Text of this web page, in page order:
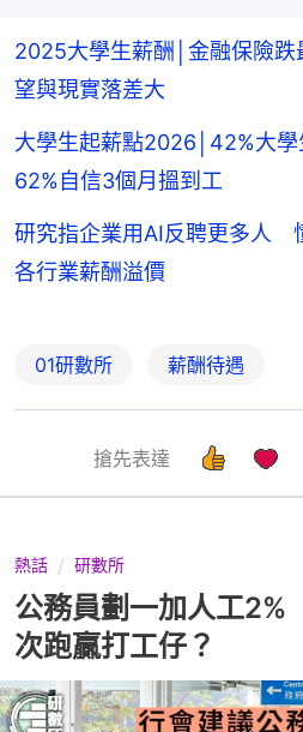
2025大學生薪酬│金融保險
望與現實落差大
大學生起薪點2026│42%大
62%自信3個月搵到工
研究指企業用AI反聘更多人
各行業薪酬溢價
01研數所 薪酬待遇
搶先表達
熱話 研數所
公務員劃一加人工
次跑贏打工仔？